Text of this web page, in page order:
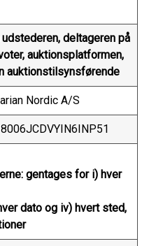
deltageren på
auktionsplatformen,
auktionstilsynsførende
Nordic A/S
gentages for i) hver
dato og iv) hvert sted,